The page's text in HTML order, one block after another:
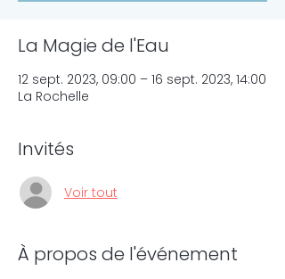
La Magie de l'Eau
12 sept. 2023, 09:00 – 16 sept. 2023, 14:00
La Rochelle
Invités
Voir tout
À propos de l'événement